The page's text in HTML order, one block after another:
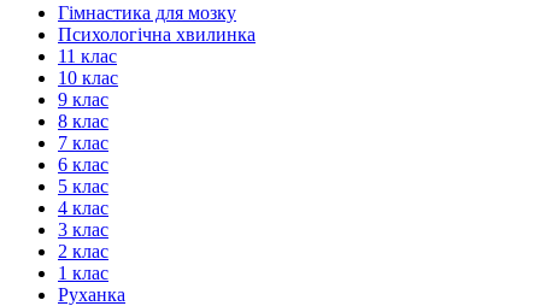
Гімнастика для мозку
Психологічна хвилинка
11 клас
10 клас
9 клас
8 клас
7 клас
6 клас
5 клас
4 клас
3 клас
2 клас
1 клас
Руханка